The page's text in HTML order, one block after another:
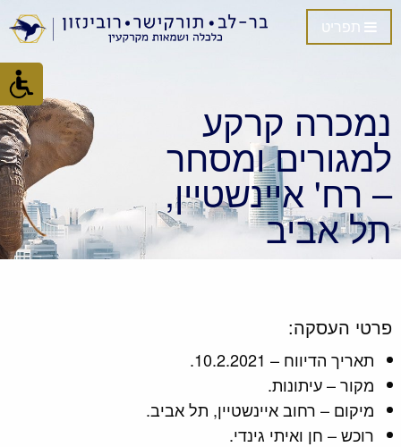
נמכרה קרקע
למגורים ומסחר
– רח' איינשטיין,
תל אביב
פרטי העסקה:
תאריך הדיווח – 10.2.2021.
מקור – עיתונות.
מיקום – רחוב איינשטיין, תל אביב.
רוכש – חן ואיתי גינדי.